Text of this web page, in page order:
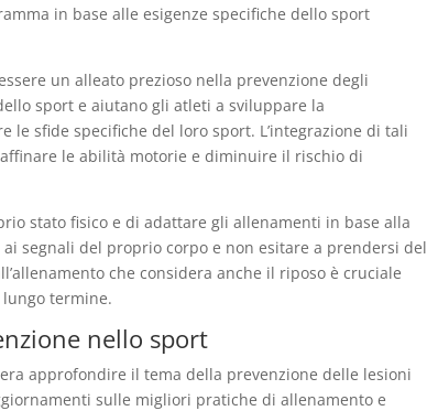
in base alle esigenze specifiche dello sport
un alleato prezioso nella prevenzione degli
sport e aiutano gli atleti a sviluppare la
le sfide specifiche del loro sport. L’integrazione di tali
le abilità motorie e diminuire il rischio di
stato fisico e di adattare gli allenamenti in base alla
segnali del proprio corpo e non esitare a prendersi del
che considera anche il riposo è cruciale
termine.
nello sport
approfondire il tema della prevenzione delle lesioni
sulle migliori pratiche di allenamento e